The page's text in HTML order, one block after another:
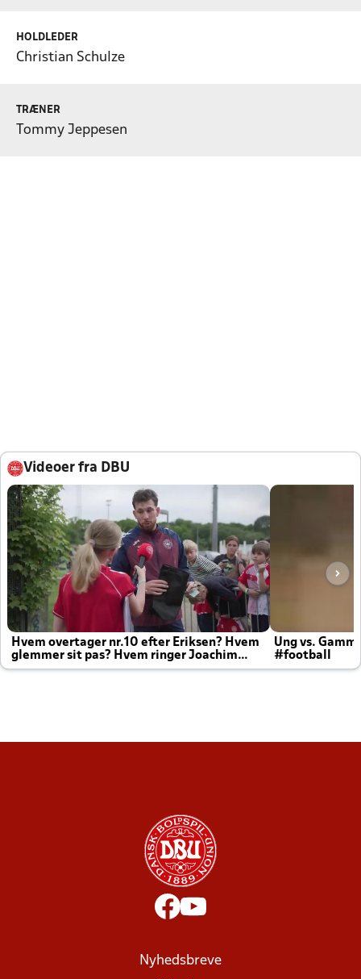
HOLDLEDER
Christian Schulze
TRÆNER
Tommy Jeppesen
Videoer fra DBU
Hvem overtager nr.10 efter Eriksen? Hvem
glemmer sit pas? Hvem ringer Joachim
altid til efter kampe?
Ung vs.
#football
Nyhedsbreve